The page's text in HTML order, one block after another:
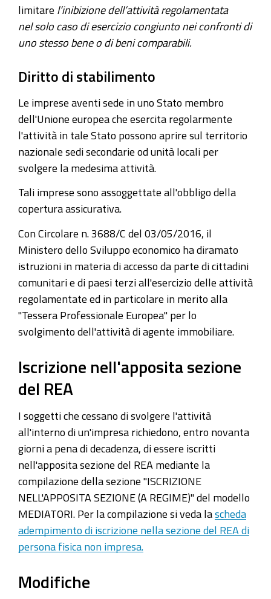
limitare l’inibizione dell’attività regolamentata
nel solo caso di esercizio congiunto nei confronti di
uno stesso bene o di beni comparabili.
Diritto di stabilimento
Le imprese aventi sede in uno Stato membro
dell'Unione europea che esercita regolarmente
l'attività in tale Stato possono aprire sul territorio
nazionale sedi secondarie od unità locali per
svolgere la medesima attività.
Tali imprese sono assoggettate all'obbligo della
copertura assicurativa.
Con Circolare n. 3688/C del 03/05/2016, il
Ministero dello Sviluppo economico ha diramato
istruzioni in materia di accesso da parte di cittadini
comunitari e di paesi terzi all'esercizio delle attività
regolamentate ed in particolare in merito alla
"Tessera Professionale Europea" per lo
svolgimento dell'attività di agente immobiliare.
Iscrizione nell'apposita sezione
del REA
I soggetti che cessano di svolgere l'attività
all'interno di un'impresa richiedono, entro novanta
giorni a pena di decadenza, di essere iscritti
nell'apposita sezione del REA mediante la
compilazione della sezione "ISCRIZIONE
NELL'APPOSITA SEZIONE (A REGIME)" del modello
MEDIATORI. Per la compilazione si veda la scheda
adempimento di iscrizione nella sezione del REA di
persona fisica non impresa.
Modifiche